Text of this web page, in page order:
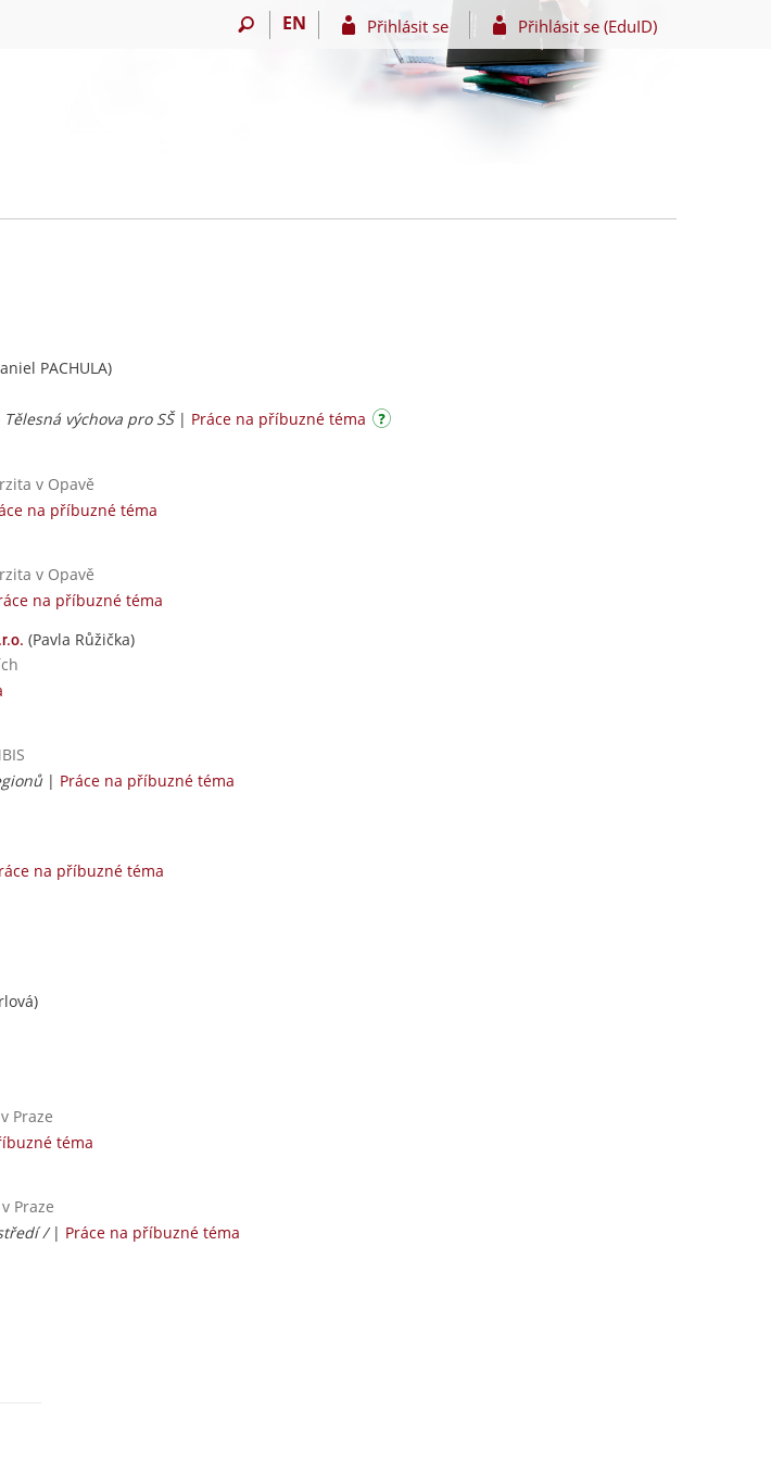
EN Přihlásit se Přihlásit se (EduID)
PACHULA)
výchova pro SŠ| Práce na příbuzné téma
v Opavě
na příbuzné téma
v Opavě
na příbuzné téma
(Pavla Růžička)
| Práce na příbuzné téma
na příbuzné téma
Praze
téma
Praze
/ | Práce na příbuzné téma